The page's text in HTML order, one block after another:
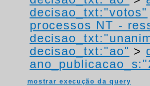
decisao_txt:"votos"
processos NT -
decisao_txt:"ao" >
mostrar execução da query